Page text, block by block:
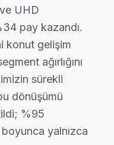
TV Bakım Rehberi
yıllarca
deliklerini
standby
ortamlardan
UHD
pay kazandı.
konut gelişim
ağırlığını
sürekli
dönüşümü
%95
yalnızca